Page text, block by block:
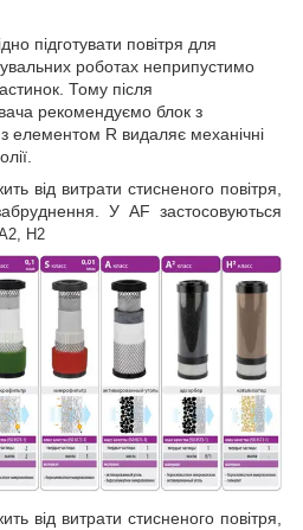
підготувати повітря для
роботах неприпустимо
Тому після
рекомендуємо блок з
елементом R видаляє механічні
від витрати стисненого повітря,
У AF застосовуються
H2
від витрати стисненого повітря,